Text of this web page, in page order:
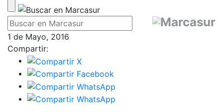
1 de Mayo, 2016
Compartir: